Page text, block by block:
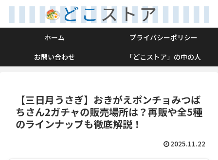
ホーム
プライバシーポリシー
お問い合わせ
「どこストア」の中の人
【三日月うさぎ】おきがえポンチョみつば
ちさん2ガチャの販売場所は？再販や全5種
のラインナップも徹底解説！
2025.11.22